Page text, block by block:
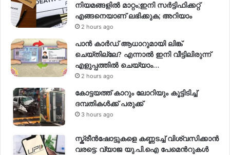
നിയമങ്ങളില്‍ മാറ്റം;ഇനി സര്‍ട്ടിഫിക്കറ്റ്
എങ്ങനെയാണ് ലഭിക്കുക; അറിയാം
2 hours ago
പാൻ കാർഡ് ആധാറുമായി ലിങ്ക്
ചെയ്തില്ലേ? എന്നാൽ ഇനി വീട്ടിലിരുന്ന്
എളുപ്പത്തിൽ ചെയ്യാം…
2 hours ago
കോട്ടയത്ത് കാറും ലോറിയും കൂട്ടിടിച്ച്
ദമ്പതികള്‍ക്ക് പരുക്ക്
3 hours ago
സ്ക്രീൻഷോട്ടുകളെ കണ്ണടച്ച് വിശ്വസിക്കാൻ
വരട്ടെ: വ്യാജ യു.പി.ഐ പേമെന്‍റുകൾ